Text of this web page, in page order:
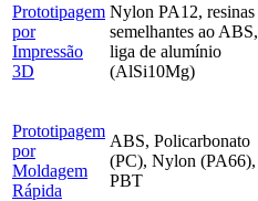
Prototipagem
por
Impressão
3D
Nylon PA12, resinas
semelhantes ao ABS,
liga de alumínio
(AlSi10Mg)
Prototipagem
por
Moldagem
Rápida
ABS, Policarbonato
(PC), Nylon (PA66),
PBT